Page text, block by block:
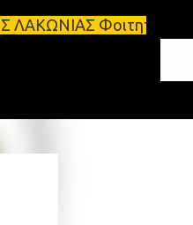
σπίτια προς